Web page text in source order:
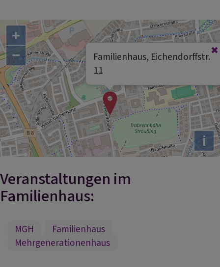
Familienhaus, Eichendorffstr.
11
+
−
i
Veranstaltungen im
Familienhaus:
MGH
Familienhaus
Mehrgenerationenhaus